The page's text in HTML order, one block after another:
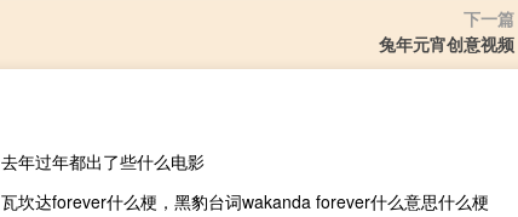
下一篇
兔年元宵创意视频
去年过年都出了些什么电影
瓦坎达forever什么梗，黑豹台词wakanda forever什么意思什么梗